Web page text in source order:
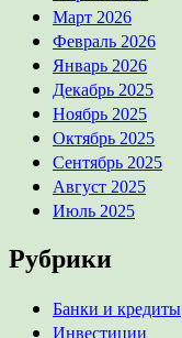
Март 2026
Февраль 2026
Январь 2026
Декабрь 2025
Ноябрь 2025
Октябрь 2025
Сентябрь 2025
Август 2025
Июль 2025
Рубрики
Банки и кредиты
Инвестиции